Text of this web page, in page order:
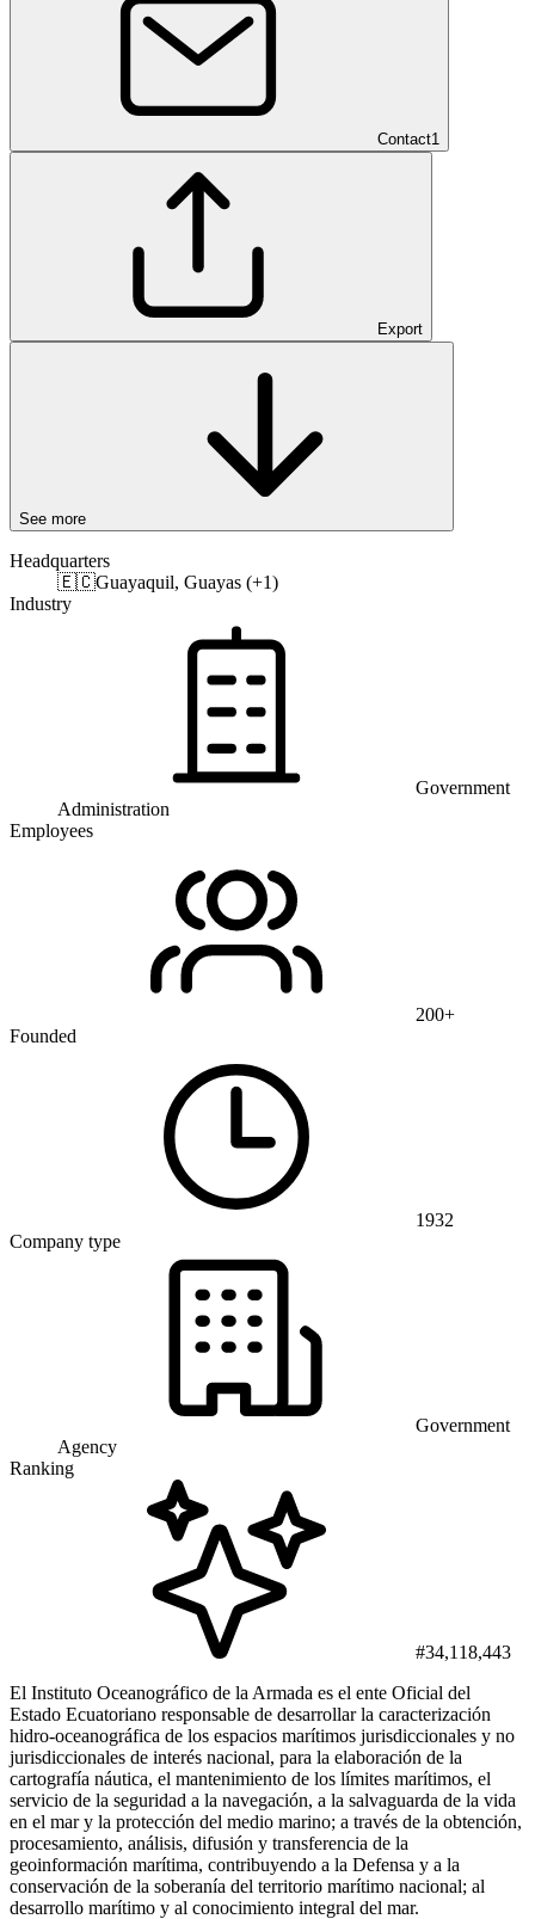
Contact1
Export
See more
Headquarters
🇪🇨Guayaquil, Guayas (+1)
Industry
Government
Administration
Employees
200+
Founded
1932
Company type
Government
Agency
Ranking
#34,118,443
El Instituto Oceanográfico de la Armada es el ente Oficial del
Estado Ecuatoriano responsable de desarrollar la caracterización
hidro-oceanográfica de los espacios marítimos jurisdiccionales y no
jurisdiccionales de interés nacional, para la elaboración de la
cartografía náutica, el mantenimiento de los límites marítimos, el
servicio de la seguridad a la navegación, a la salvaguarda de la vida
en el mar y la protección del medio marino; a través de la obtención,
procesamiento, análisis, difusión y transferencia de la
geoinformación marítima, contribuyendo a la Defensa y a la
conservación de la soberanía del territorio marítimo nacional; al
desarrollo marítimo y al conocimiento integral del mar.